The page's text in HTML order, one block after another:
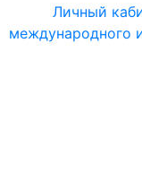
Личный
международного